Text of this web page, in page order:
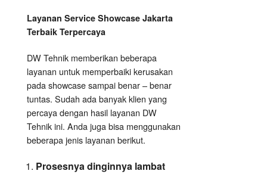
Layanan Service Showcase Jakarta
Terbaik Terpercaya
DW Tehnik memberikan beberapa
layanan untuk memperbaiki kerusakan
pada showcase sampai benar – benar
tuntas. Sudah ada banyak klien yang
percaya dengan hasil layanan DW
Tehnik ini. Anda juga bisa menggunakan
beberapa jenis layanan berikut.
Prosesnya dinginnya lambat